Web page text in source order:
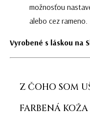
možnosťou
alebo cez rameno.
Vyrobené s láskou na
Z ČOHO SOM
FARBENÁ